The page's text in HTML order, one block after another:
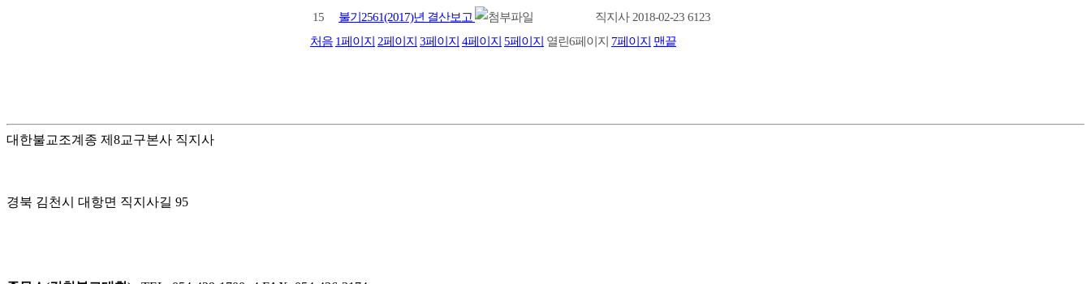
15
불기2561(2017)년 결산보고 직지사 2018-02-23 6123
처음 1페이지 2페이지 3페이지 4페이지 5페이지 열린6페이지 7페이지 맨끝
대한불교조계종 제8교구본사 직지사
경북 김천시 대항면 직지사길 95